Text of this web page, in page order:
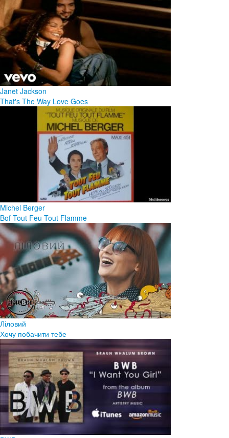
Janet Jackson
That's The Way Love Goes
Michel Berger
Bof Tout Feu Tout Flamme
Ліловий
Хочу побачити тебе